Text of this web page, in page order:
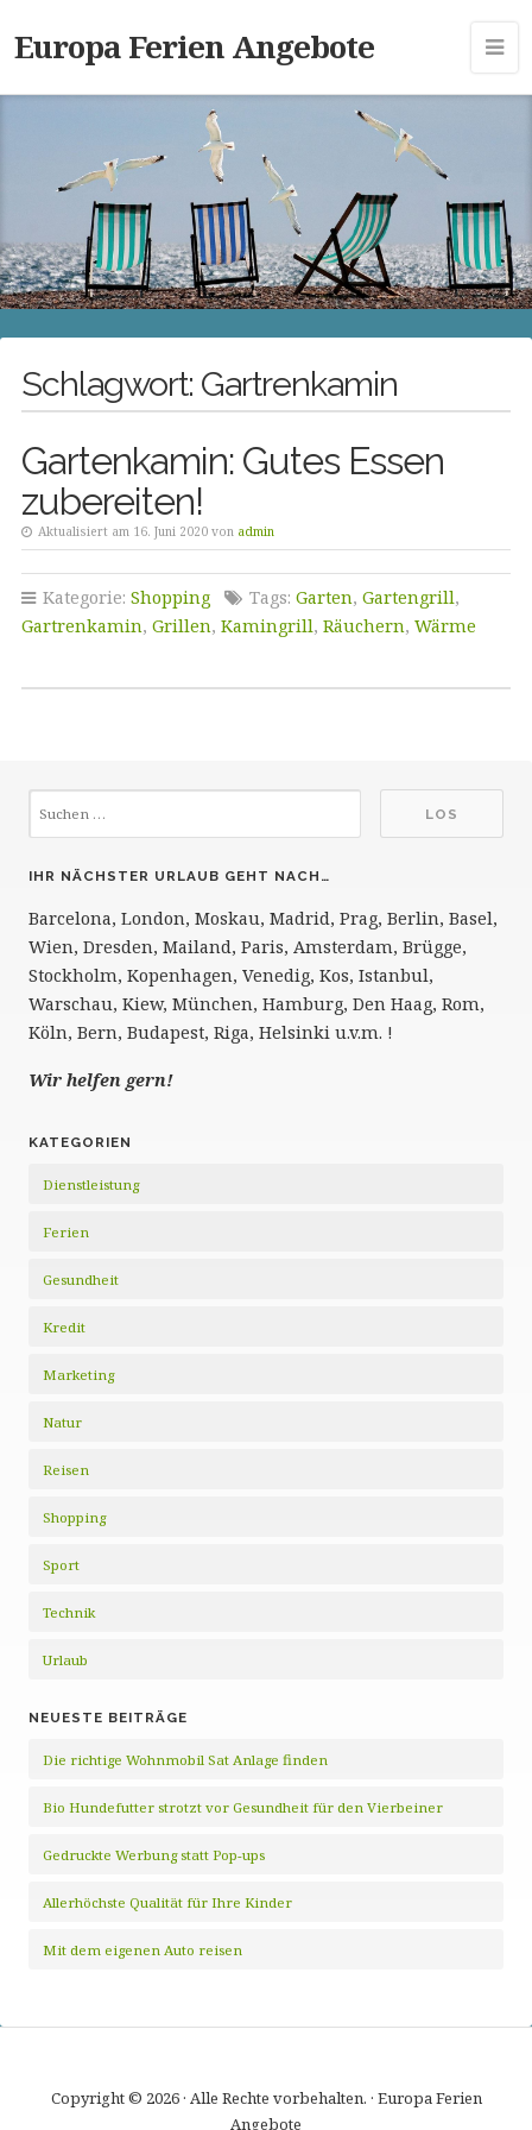
Europa Ferien Angebote
Schlagwort: Gartrenkamin
Gartenkamin: Gutes Essen
zubereiten!
Aktualisiert am 16. Juni 2020 von admin
Kategorie: Shopping Tags: Garten, Gartengrill,
Gartrenkamin, Grillen, Kamingrill, Räuchern, Wärme
IHR NÄCHSTER URLAUB GEHT NACH…
Barcelona, London, Moskau, Madrid, Prag, Berlin, Basel,
Wien, Dresden, Mailand, Paris, Amsterdam, Brügge,
Stockholm, Kopenhagen, Venedig, Kos, Istanbul,
Warschau, Kiew, München, Hamburg, Den Haag, Rom,
Köln, Bern, Budapest, Riga, Helsinki u.v.m. !
Wir helfen gern!
KATEGORIEN
Dienstleistung
Ferien
Gesundheit
Kredit
Marketing
Natur
Reisen
Shopping
Sport
Technik
Urlaub
NEUESTE BEITRÄGE
Die richtige Wohnmobil Sat Anlage finden
Bio Hundefutter strotzt vor Gesundheit für den Vierbeiner
Gedruckte Werbung statt Pop-ups
Allerhöchste Qualität für Ihre Kinder
Mit dem eigenen Auto reisen
Copyright © 2026 · Alle Rechte vorbehalten. · Europa Ferien
Angebote